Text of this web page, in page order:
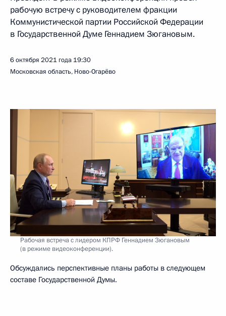
рабочую встречу с руководителем фракции
Коммунистической партии Российской Федерации
в Государственной Думе Геннадием Зюгановым.
6 октября 2021 года 19:30
Московская область, Ново-Огарёво
Рабочая встреча с лидером КПРФ Геннадием Зюгановым
(в режиме видеоконференции).
Обсуждались перспективные планы работы в следующем
составе Государственной Думы.